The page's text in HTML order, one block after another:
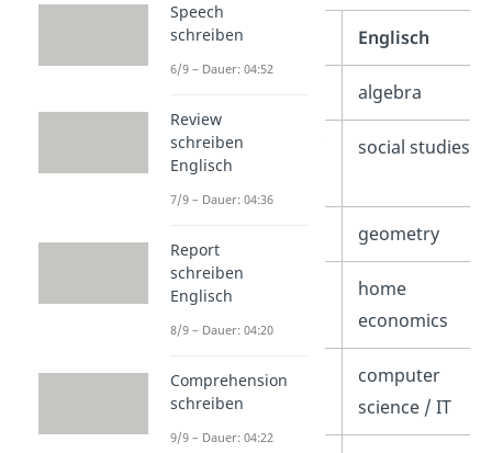
Deutsch Englisch
algebra
Gemeinschafts-/
Sozialkunde
social studies
geometry
Hauswirtschaft
home
economics
Informatik
computer
science / IT
Speech
schreiben
6/9 – Dauer: 04:52
Review
schreiben
Englisch
7/9 – Dauer: 04:36
Report
schreiben
Englisch
8/9 – Dauer: 04:20
Comprehension
schreiben
9/9 – Dauer: 04:22